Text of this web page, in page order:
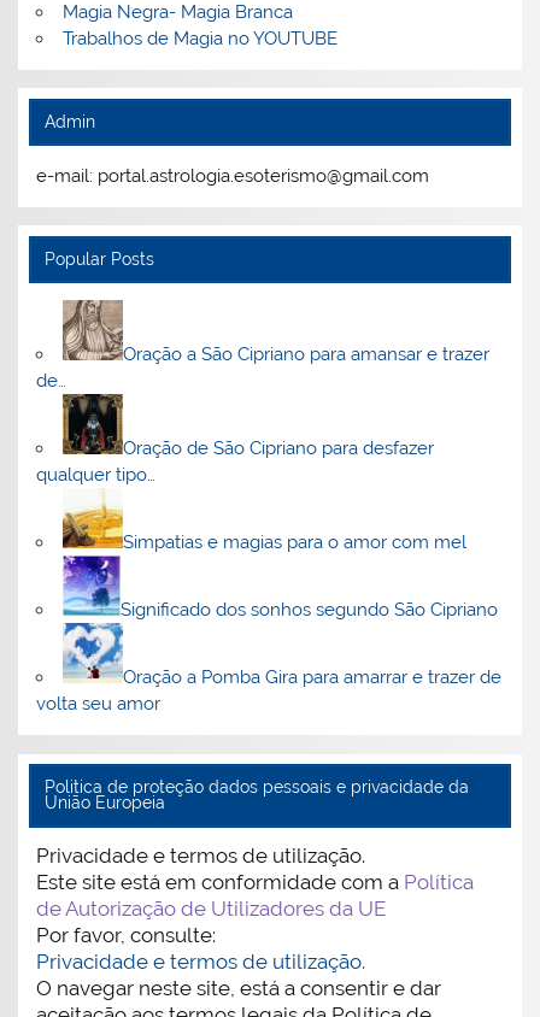
Magia Negra- Magia Branca
Trabalhos de Magia no YOUTUBE
Admin
e-mail: portal.astrologia.esoterismo@gmail.com
Popular Posts
Oração a São Cipriano para amansar e trazer
de…
Oração de São Cipriano para desfazer
qualquer tipo…
Simpatias e magias para o amor com mel
Significado dos sonhos segundo São Cipriano
Oração a Pomba Gira para amarrar e trazer de
volta seu amor
Politica de proteção dados pessoais e privacidade da
União Europeia
Privacidade e termos de utilização.
Este site está em conformidade com a Política
de Autorização de Utilizadores da UE
Por favor, consulte:
Privacidade e termos de utilização.
O navegar neste site, está a consentir e dar